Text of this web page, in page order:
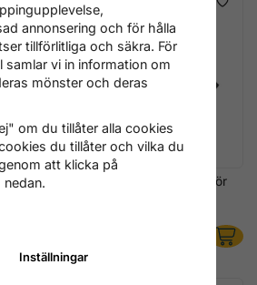
Tryckplatta som VW 402 för
Finns i lager
annonsering och för hålla
tillförlitliga och säkra. För
samlar vi in information om
mönster och deras
om du tillåter alla cookies
du tillåter och vilka du
att klicka på
Inställningar